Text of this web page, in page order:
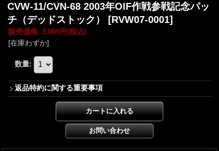
CVW-11/CVN-68 2003年OIF作戦参戦記念パッ
チ（デッドストック） [RVW07-0001]
販売価格: 3,000円(税込)
[在庫わずか]
数量:
返品特約に関する重要事項